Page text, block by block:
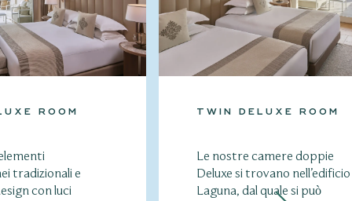
ROOM
tradizionali e
con luci
TWIN DELUXE ROOM
Le nostre camere doppie
Deluxe si trovano nell’edificio
Laguna, dal quale si può